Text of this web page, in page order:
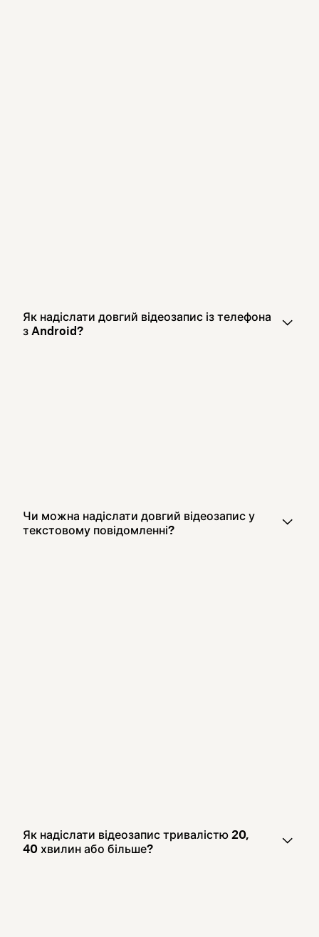
Як надіслати довгий відеозапис із телефона
з Android?
Чи можна надіслати довгий відеозапис у
текстовому повідомленні?
Як надіслати відеозапис тривалістю 20,
40 хвилин або більше?